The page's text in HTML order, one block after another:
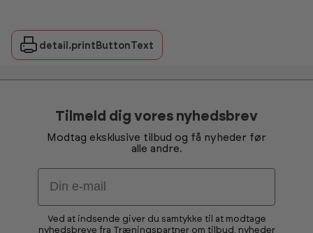
detail.printButtonText
Tilmeld dig vores nyhedsbrev
Modtag eksklusive tilbud og få nyheder før
alle andre.
Email
Ved at indsende giver du samtykke til at modtage
nyhedsbreve fra Træningspartner om tilbud, nyheder